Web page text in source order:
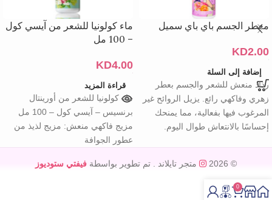
معطر الجسم باي باي سميل
KD2.00
إضافة إلى السلة
رذاذ منعش للشعر والجسم بعطر
زهري وفاكهي رائع. يزيل الروائح غير
المرغوب فيها بفعالية، مما يمنحك
إحساسًا بالانتعاش طوال اليوم.
ماء كولونيا للشعر من آيسي كول
– 100 مل
KD4.00
قراءة المزيد
ماء كولونيا للشعر من أورينتال
برنسيس – آيسي كول – 100 مل
مزيج فاكهي منعش: مزيج لذيذ من
عطور الجوافة
© 2026 متجر تايلاند . تم تطوير بواسطة فيفتي ستوديوز
0